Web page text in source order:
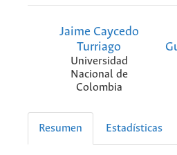
Jaime Caycedo
Turriago
Universidad
Nacional de
Colombia
Resumen Estadísticas